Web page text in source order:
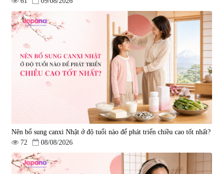
Nên bổ sung canxi Nhật ở độ tuổi nào để phát triển chiều cao tốt nhất?
72
08/08/2026